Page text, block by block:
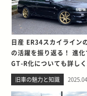
日産 ER34スカイライン
の活躍を振り返る！ 進化
GT-R化についても詳し
旧車の魅力と知識